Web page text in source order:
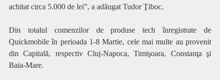
achitat circa 5.000 de lei”, a adăugat Tudor Ţiboc.
Din totalul comenzilor de produse tech înregistrate de
Quickmobile în perioada 1-8 Martie, cele mai multe au provenit
din Capitală, respectiv Cluj-Napoca, Timişoara, Constanţa şi
Baia-Mare.